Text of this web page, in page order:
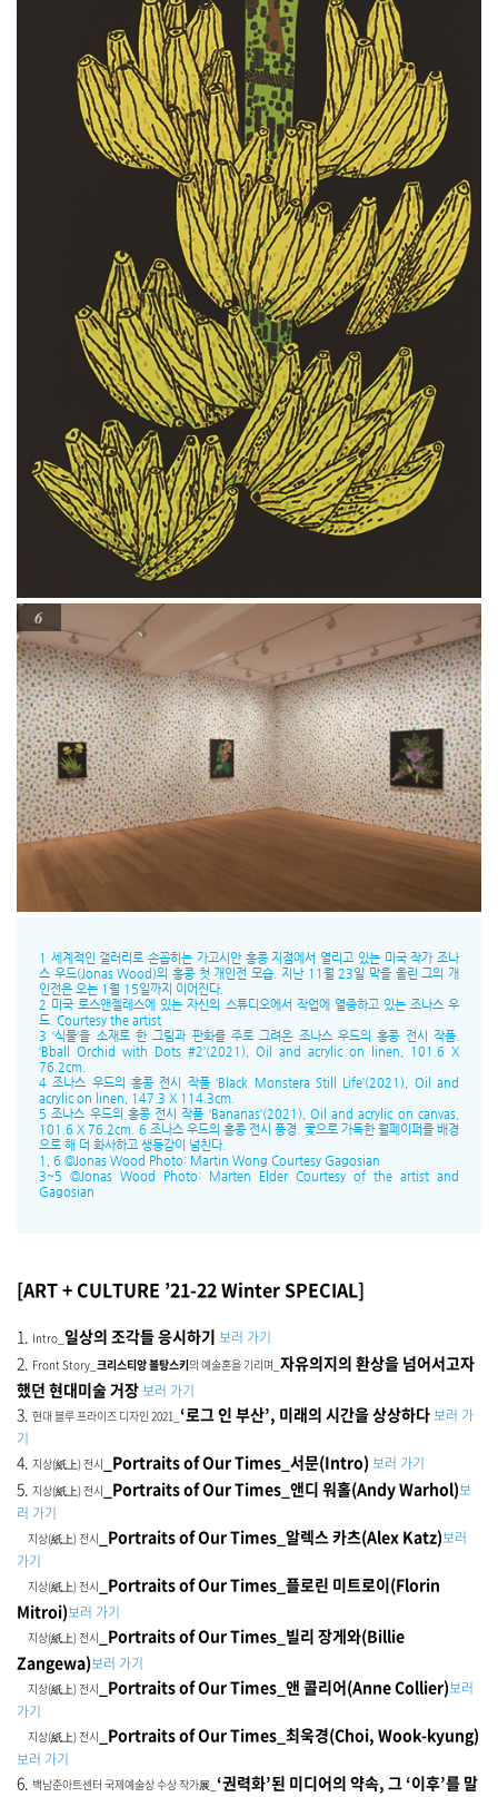
6
1 세계적인 갤러리로 손꼽히는 가고시안 홍콩 지점에서 열리고 있는 미국 작가 조나
스 우드(Jonas Wood)의 홍콩 첫 개인전 모습. 지난 11월 23일 막을 올린 그의 개
인전은 오는 1월 15일까지 이어진다.
2 미국 로스앤젤레스에 있는 자신의 스튜디오에서 작업에 열중하고 있는 조나스 우
드. Courtesy the artist
3 ‘식물’을 소재로 한 그림과 판화를 주로 그려온 조나스 우드의 홍콩 전시 작품.
‘Bball Orchid with Dots #2’(2021), Oil and acrylic on linen, 101.6 X
76.2cm.
4 조나스 우드의 홍콩 전시 작품 ‘Black Monstera Still Life’(2021), Oil and
acrylic on linen, 147.3 X 114.3cm.
5 조나스 우드의 홍콩 전시 작품 ‘Bananas’(2021), Oil and acrylic on canvas,
101.6 X 76.2cm. 6 조나스 우드의 홍콩 전시 풍경. 꽃으로 가득한 월페이퍼를 배경
으로 해 더 화사하고 생동감이 넘친다.
1, 6 ©Jonas Wood Photo: Martin Wong Courtesy Gagosian
3~5 ©Jonas Wood Photo: Marten Elder Courtesy of the artist and
Gagosian
[ART + CULTURE ’21-22 Winter SPECIAL]
1. Intro_ 일상의 조각들 응시하기 보러 가기
2. Front Story_ 크리스티앙 볼탕스키의 예술혼을 기리며_ 자유의지의 환상을 넘어서고자
했던 현대미술 거장보러 가기
3. 현대 블루 프라이즈 디자인 2021_ ‘로그 인 부산’, 미래의 시간을 상상하다보러 가
기
4. 지상(紙上) 전시 _Portraits of Our Times_서문(Intro) 보러 가기
5. 지상(紙上) 전시 _Portraits of Our Times_앤디 워홀(Andy Warhol)보
러 가기
지상(紙上) 전시 _Portraits of Our Times_알렉스 카츠(Alex Katz)보러
가기
지상(紙上) 전시
_Portraits of Our Times_플로린 미트로이(Florin
Mitroi)보러 가기
지상(紙上) 전시
_Portraits of Our Times_빌리 장게와(Billie
Zangewa)보러 가기
지상(紙上) 전시 _Portraits of Our Times_앤 콜리어(Anne Collier)보러
가기
지상(紙上) 전시 _Portraits of Our Times_최욱경(Choi, Wook-kyung)
보러 가기
6. 백남준아트센터 국제예술상 수상 작가展_ ‘권력화’된 미디어의 약속, 그 ‘이후’를 말